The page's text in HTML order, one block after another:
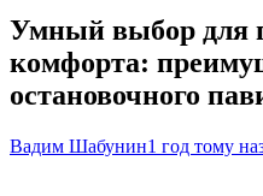
Умный выбор для
комфорта:
остановочного
Вадим Шабунин1 год тому